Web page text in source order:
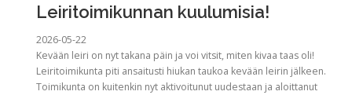
Leiritoimikunnan kuulumisia!
2026-05-22
Kevään leiri on nyt takana päin ja voi vitsit, miten kivaa taas oli!
Leiritoimikunta piti ansaitusti hiukan taukoa kevään leirin jälkeen.
Toimikunta on kuitenkin nyt aktivoitunut uudestaan ja aloittanut